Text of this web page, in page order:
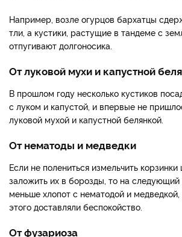
Например, возле огурцов бархатцы
тли, а кустики, растущие в тандеме с
отпугивают долгоносика.
От луковой мухи и капустной
В прошлом году несколько кустиков
с луком и капустой, и впервые не
луковой мухой и капустной белянкой.
От нематоды и медведки
Если не полениться измельчить
заложить их в борозды, то на следующий
меньше хлопот с нематодой и
этого доставляли беспокойство.
От фузариоза